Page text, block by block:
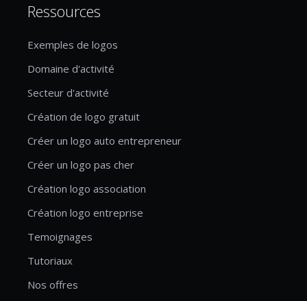
Ressources
Exemples de logos
Domaine d'activité
Secteur d'activité
Création de logo gratuit
Créer un logo auto entrepreneur
Créer un logo pas cher
Création logo association
Création logo entreprise
Temoignages
Tutoriaux
Nos offres